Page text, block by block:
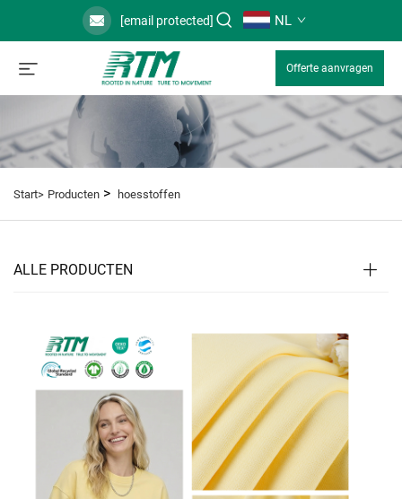
[email protected] NL
Offerte aanvragen
Start> Producten > hoesstoffen
ALLE PRODUCTEN